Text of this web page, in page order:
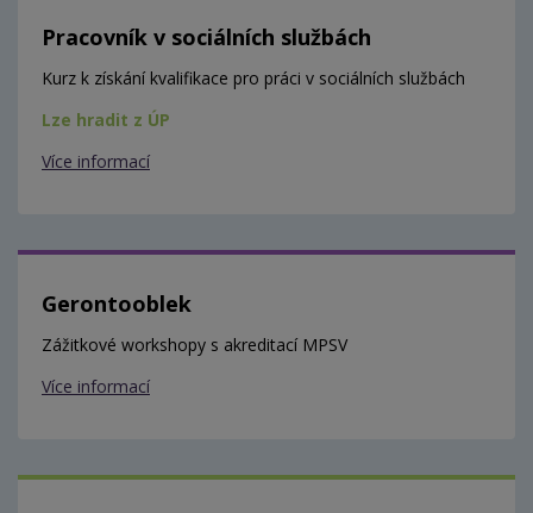
Pracovník v sociálních službách
Kurz k získání kvalifikace pro práci v sociálních službách
Lze hradit z ÚP
Více informací
Gerontooblek
Zážitkové workshopy s akreditací MPSV
Více informací